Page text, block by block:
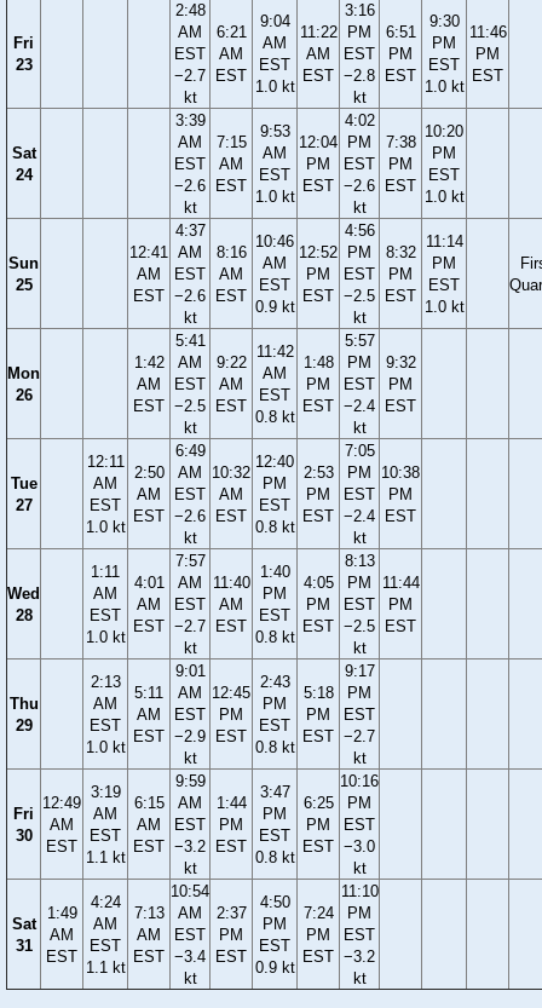
Fri
23
2:48
AM
EST
−2.7
kt
6:21
AM
EST
9:04
AM
EST
1.0 kt
11:22
AM
EST
3:16
PM
EST
−2.8
kt
6:51
PM
EST
9:30
PM
EST
1.0 kt
11:46
PM
EST
Sat
24
3:39
AM
EST
−2.6
kt
7:15
AM
EST
9:53
AM
EST
1.0 kt
12:04
PM
EST
4:02
PM
EST
−2.6
kt
7:38
PM
EST
10:20
PM
EST
1.0 kt
Sun
25
12:41
AM
EST
4:37
AM
EST
−2.6
kt
8:16
AM
EST
10:46
AM
EST
0.9 kt
12:52
PM
EST
4:56
PM
EST
−2.5
kt
8:32
PM
EST
11:14
PM
EST
1.0 kt
Mon
26
1:42
AM
EST
5:41
AM
EST
−2.5
kt
9:22
AM
EST
11:42
AM
EST
0.8 kt
1:48
PM
EST
5:57
PM
EST
−2.4
kt
9:32
PM
EST
Tue
27
12:11
AM
EST
1.0 kt
2:50
AM
EST
6:49
AM
EST
−2.6
kt
10:32
AM
EST
12:40
PM
EST
0.8 kt
2:53
PM
EST
7:05
PM
EST
−2.4
kt
10:38
PM
EST
Wed
28
1:11
AM
EST
1.0 kt
4:01
AM
EST
7:57
AM
EST
−2.7
kt
11:40
AM
EST
1:40
PM
EST
0.8 kt
4:05
PM
EST
8:13
PM
EST
−2.5
kt
11:44
PM
EST
Thu
29
2:13
AM
EST
1.0 kt
5:11
AM
EST
9:01
AM
EST
−2.9
kt
12:45
PM
EST
2:43
PM
EST
0.8 kt
5:18
PM
EST
9:17
PM
EST
−2.7
kt
Fri
30
12:49
AM
EST
3:19
AM
EST
1.1 kt
6:15
AM
EST
9:59
AM
EST
−3.2
kt
1:44
PM
EST
3:47
PM
EST
0.8 kt
6:25
PM
EST
10:16
PM
EST
−3.0
kt
Sat
31
1:49
AM
EST
4:24
AM
EST
1.1 kt
7:13
AM
EST
10:54
AM
EST
−3.4
kt
2:37
PM
EST
4:50
PM
EST
0.9 kt
7:24
PM
EST
11:10
PM
EST
−3.2
kt